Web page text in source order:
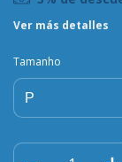
Ver más detalles
Tamanho